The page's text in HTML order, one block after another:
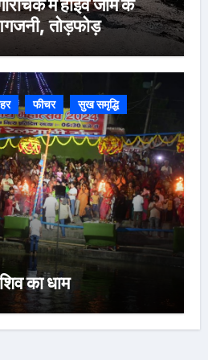
में हाइवे जाम के
तोड़फोड़
फीचर सुख समृद्धि
का धाम